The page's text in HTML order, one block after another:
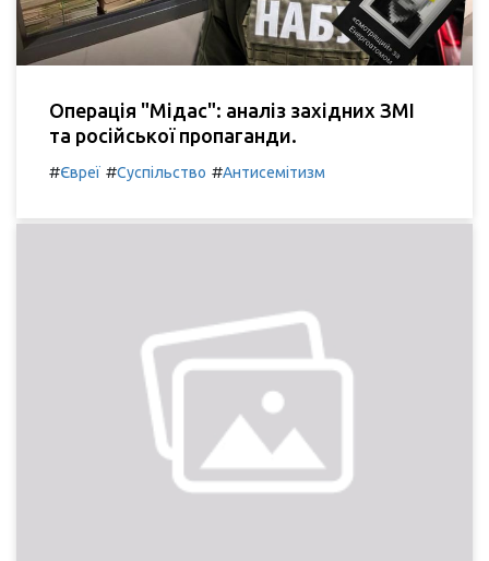
Операція "Мідас": аналіз західних ЗМІ
та російської пропаганди.
#Євреї #Суспільство #Антисемітизм